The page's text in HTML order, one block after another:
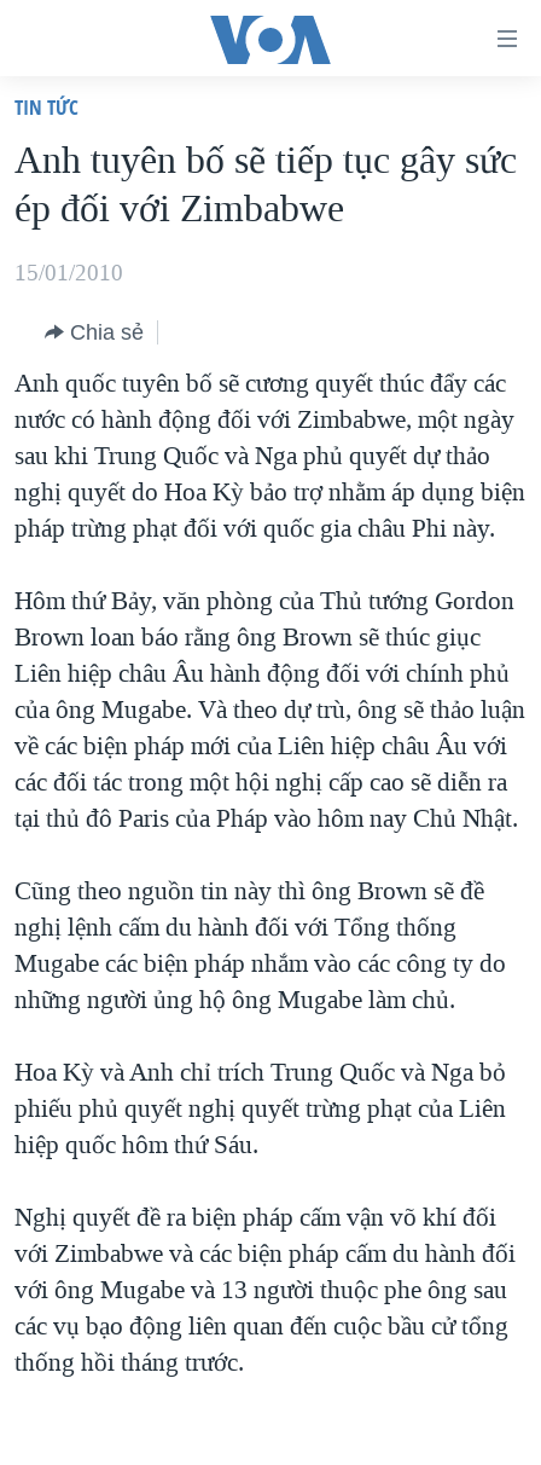
truy
cập
Tới
dung
chính
điều
hướng
chính
Đi
tới
VIỆT NAM
HOA KỲ
BIỂN ĐÔNG
BLOG
DIỄN ĐÀN
MỤC
TỰ DO BÁO CHÍ
VẠCH TRẦN TIN GIẢ
ĐỜI SỐNG
KHOA HỌC
SỨC KHOẺ
VĂN HOÁ
THỂ THAO
CHUYÊN ĐỀ
CHIẾN TRANH THƯƠNG MẠI CỦA MỸ: QUÁ KHỨ VÀ HIỆN
TẠI
HÀNH TRÌNH BẦU CỬ 2024
MỘT NĂM CHIẾN TRANH TẠI DẢI GAZA
GIẢI MÃ VÀNH ĐAI & CON ĐƯỜNG
NGÀY TỊ NẠN THẾ GIỚI
TRỊNH VĨNH BÌNH - NGƯỜI HẠ 'BÊN THẮNG CUỘC'
GROUND ZERO – XƯA VÀ NAY
CÁC GIÁ TRỊ CỘNG HÒA Ở VIỆT NAM
THƯỢNG ĐỈNH TRUMP-KIM TẠI VIỆT NAM
TRỊNH VĨNH BÌNH VS. CHÍNH PHỦ VIỆT NAM
BÊN KIA QUỐC LỘ: TIẾNG VỌNG TỪ NÔNG THÔN MỸ
QUAN HỆ VIỆT MỸ
HỌC TIẾNG ANH
NGHE
MẠNG XÃ HỘI
Ngôn ngữ khác
TIN TỨC
Anh tuyên bố sẽ tiếp tục gây sức
ép đối với Zimbabwe
15/01/2010
Chia sẻ
Anh quốc tuyên bố sẽ cương quyết thúc đẩy các
nước có hành động đối với Zimbabwe, một ngày
sau khi Trung Quốc và Nga phủ quyết dự thảo
nghị quyết do Hoa Kỳ bảo trợ nhằm áp dụng biện
pháp trừng phạt đối với quốc gia châu Phi này.
Hôm thứ Bảy, văn phòng của Thủ tướng Gordon
Brown loan báo rằng ông Brown sẽ thúc giục
Liên hiệp châu Âu hành động đối với chính phủ
của ông Mugabe. Và theo dự trù, ông sẽ thảo luận
về các biện pháp mới của Liên hiệp châu Âu với
các đối tác trong một hội nghị cấp cao sẽ diễn ra
tại thủ đô Paris của Pháp vào hôm nay Chủ Nhật.
Cũng theo nguồn tin này thì ông Brown sẽ đề
nghị lệnh cấm du hành đối với Tổng thống
Mugabe các biện pháp nhắm vào các công ty do
những người ủng hộ ông Mugabe làm chủ.
Hoa Kỳ và Anh chỉ trích Trung Quốc và Nga bỏ
phiếu phủ quyết nghị quyết trừng phạt của Liên
hiệp quốc hôm thứ Sáu.
Nghị quyết đề ra biện pháp cấm vận võ khí đối
với Zimbabwe và các biện pháp cấm du hành đối
với ông Mugabe và 13 người thuộc phe ông sau
các vụ bạo động liên quan đến cuộc bầu cử tổng
thống hồi tháng trước.